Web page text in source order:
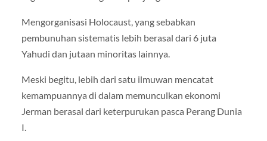
Mengorganisasi Holocaust, yang sebabkan
pembunuhan sistematis lebih berasal dari 6 juta
Yahudi dan jutaan minoritas lainnya.
Meski begitu, lebih dari satu ilmuwan mencatat
kemampuannya di dalam memunculkan ekonomi
Jerman berasal dari keterpurukan pasca Perang Dunia
I.